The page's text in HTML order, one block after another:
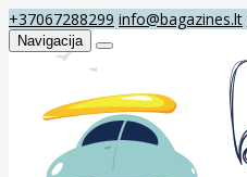
+37067288299 info@bagazines.lt
Navigacija